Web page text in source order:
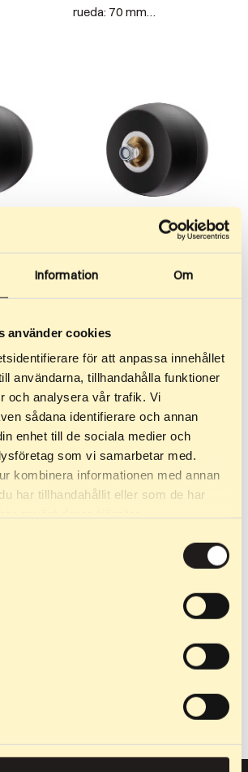
Information Om
använder cookies
för att anpassa innehållet
användarna, tillhandahålla funktioner
och analysera vår trafik. Vi
sådana identifierare och annan
enhet till de sociala medier och
som vi samarbetar med.
kombinera informationen med annan
har tillhandahållit eller som de har
rueda: 70 mm…
de la
349
rueda: 50 mm Diámetro de la
rueda: 70 mm…